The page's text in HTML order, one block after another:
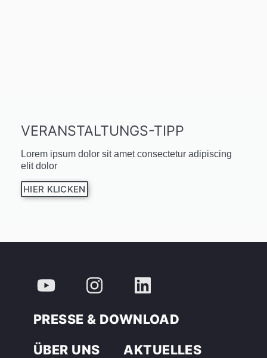
VERANSTALTUNGS-TIPP
Lorem ipsum dolor sit amet consectetur adipiscing
elit dolor
HIER KLICKEN
PRESSE & DOWNLOAD
ÜBER UNS
AKTUELLES